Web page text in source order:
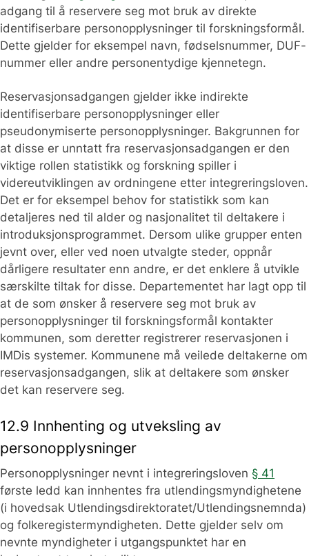
adgang til å reservere seg mot bruk av direkte
identifiserbare personopplysninger til forskningsformål.
Dette gjelder for eksempel navn, fødselsnummer, DUF-
nummer eller andre personentydige kjennetegn.
Reservasjonsadgangen gjelder ikke indirekte
identifiserbare personopplysninger eller
pseudonymiserte personopplysninger. Bakgrunnen for
at disse er unntatt fra reservasjonsadgangen er den
viktige rollen statistikk og forskning spiller i
videreutviklingen av ordningene etter integreringsloven.
Det er for eksempel behov for statistikk som kan
detaljeres ned til alder og nasjonalitet til deltakere i
introduksjonsprogrammet. Dersom ulike grupper enten
jevnt over, eller ved noen utvalgte steder, oppnår
dårligere resultater enn andre, er det enklere å utvikle
særskilte tiltak for disse. Departementet har lagt opp til
at de som ønsker å reservere seg mot bruk av
personopplysninger til forskningsformål kontakter
kommunen, som deretter registrerer reservasjonen i
IMDis systemer. Kommunene må veilede deltakerne om
reservasjonsadgangen, slik at deltakere som ønsker
det kan reservere seg.
12.9 Innhenting og utveksling av
personopplysninger
Personopplysninger nevnt i integreringsloven § 41
første ledd kan innhentes fra utlendingsmyndighetene
(i hovedsak Utlendingsdirektoratet/Utlendingsnemnda)
og folkeregistermyndigheten. Dette gjelder selv om
nevnte myndigheter i utgangspunktet har en